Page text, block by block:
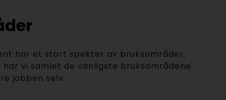
har et stort spekter av bruksområder,
har vi samlet de vanligste bruksområdene
jobben selv.